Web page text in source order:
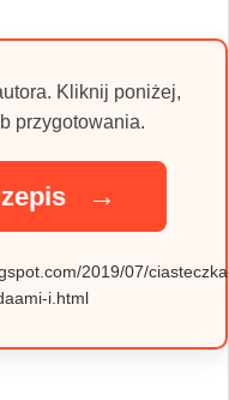
Kliknij poniżej,
przygotowania.
→
2019/07/
i.html